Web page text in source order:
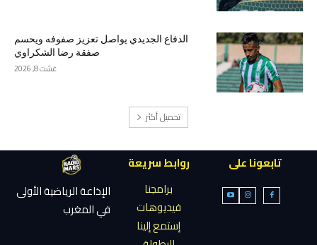
الدفاع الجديدي يواصل تعزيز صفوفه ويحسم
صفقة رضا الشكراوي
غشت 8, 2026
تحميل أكثر
تابعونا على
روابط سريعة
برامجنا
فيديوهات
إستمع إلينا
الإذاعة الرياضية الأولى
في المغرب